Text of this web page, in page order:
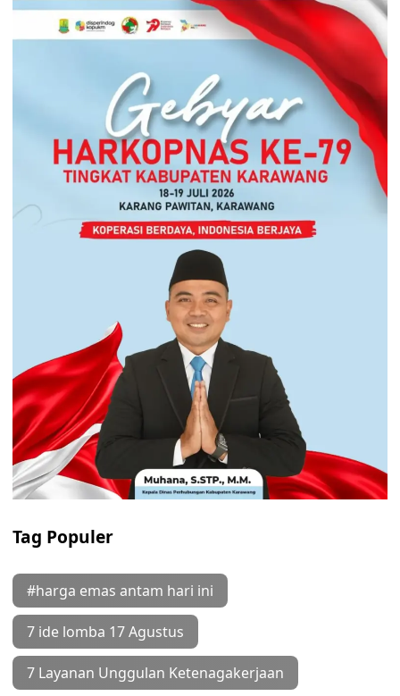
Tag Populer
#harga emas antam hari ini
7 ide lomba 17 Agustus
7 Layanan Unggulan Ketenagakerjaan